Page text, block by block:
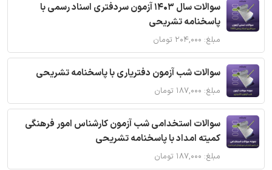
سوالات سال 1403 آزمون سردفتری اسناد رسمی با
پاسخنامه تشریحی
مبلغ: ۲۰۴,۰۰۰ تومان
سوالات شب آزمون دفتریاری با پاسخنامه تشریحی
مبلغ: ۱۸۷,۰۰۰ تومان
سوالات استخدامی شب آزمون کارشناس امور فرهنگی
کمیته امداد با پاسخنامه تشریحی
مبلغ: ۱۸۷,۰۰۰ تومان